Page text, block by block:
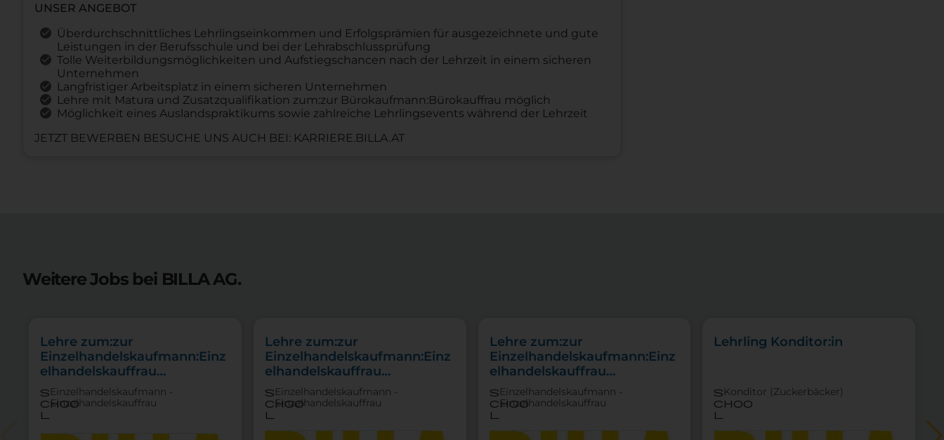
UNSER ANGEBOT
Überdurchschnittliches Lehrlingseinkommen und Erfolgsprämien für ausgezeichnete und gute
Leistungen in der Berufsschule und bei der Lehrabschlussprüfung
Tolle Weiterbildungsmöglichkeiten und Aufstiegschancen nach der Lehrzeit in einem sicheren
Unternehmen
Langfristiger Arbeitsplatz in einem sicheren Unternehmen
Lehre mit Matura und Zusatzqualifikation zum:zur Bürokaufmann:Bürokauffrau möglich
Möglichkeit eines Auslandspraktikums sowie zahlreiche Lehrlingsevents während der Lehrzeit
JETZT BEWERBEN BESUCHE UNS AUCH BEI: KARRIERE.BILLA.AT
Weitere Jobs bei BILLA AG.
Lehre zum:zur
Einzelhandelskaufmann:Einz
elhandelskauffrau
Schwerpunkt Lebensmittel
s
choo
l
Einzelhandelskaufmann -
Einzelhandelskauffrau
Lehre zum:zur
Einzelhandelskaufmann:Einz
elhandelskauffrau
Schwerpunkt
Feinkostfachverkauf
s
choo
l
Einzelhandelskaufmann -
Einzelhandelskauffrau
Lehre zum:zur
Einzelhandelskaufmann:Einz
elhandelskauffrau
Schwerpunkt
Feinkostfachverkauf
s
choo
l
Einzelhandelskaufmann -
Einzelhandelskauffrau
Lehrling Konditor:in
s
choo
l
Konditor (Zuckerbäcker)